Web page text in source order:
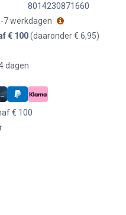
8014230871660
7 werkdagen
€ 100(daaronder € 6,95)
dagen
€ 100